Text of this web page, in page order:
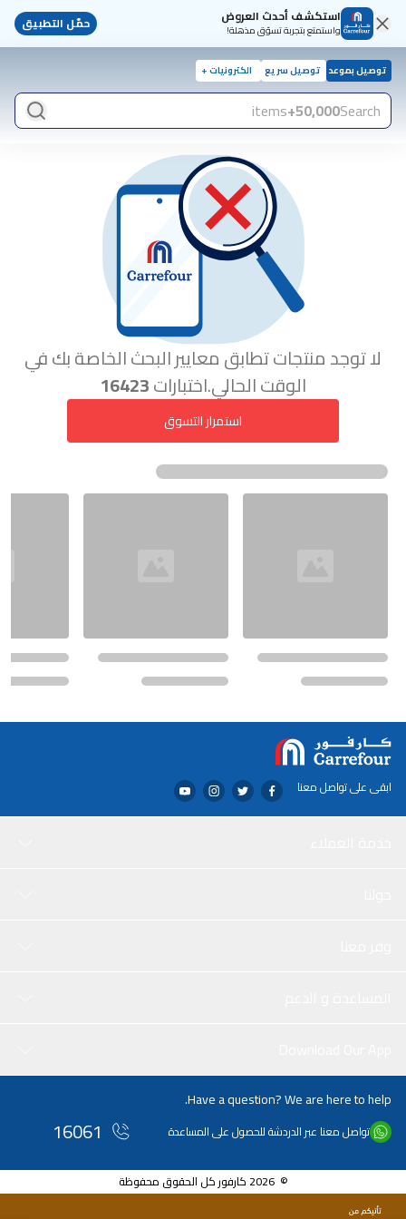
استكشف أحدث العروض
واستمتع بتجربة تسوّق مذهلة! حمّل التطبيق
توصيل بموعد توصيل سريع الكترونيات +
Search
50,000+
items
لا توجد منتجات تطابق معايير البحث الخاصة بك في
الوقت الحالي.اختبارات16423
استمرار التسوق
ابقى على تواصل معنا
Have a question? We are here to help.
تواصل معنا عبر الدردشة للحصول على المساعدة 16061
© 2026 كارفور كل الحقوق محفوظة